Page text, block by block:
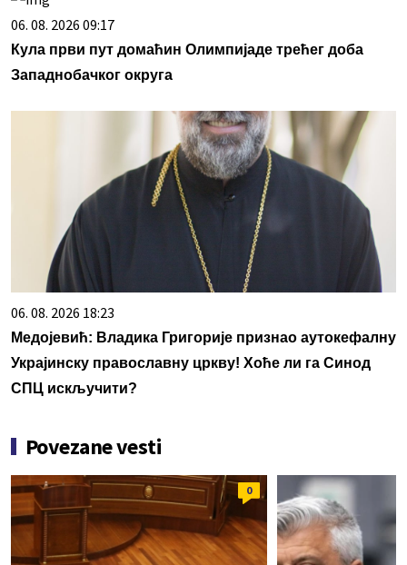
06. 08. 2026 09:17
Кула први пут домаћин Олимпијаде трећег доба
Западнобачког округа
06. 08. 2026 18:23
Медојевић: Владика Григорије признао аутокефалну
Украјинску православну цркву! Хоће ли га Синод
СПЦ искључити?
Povezane vesti
0